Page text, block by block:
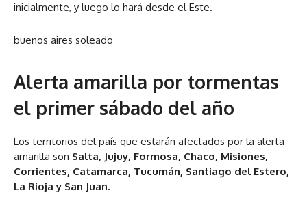
inicialmente, y luego lo hará desde el Este.
buenos aires soleado
Alerta amarilla por tormentas
el primer sábado del año
Los territorios del país que estarán afectados por la alerta
amarilla son Salta, Jujuy, Formosa, Chaco, Misiones,
Corrientes, Catamarca, Tucumán, Santiago del Estero,
La Rioja y San Juan.